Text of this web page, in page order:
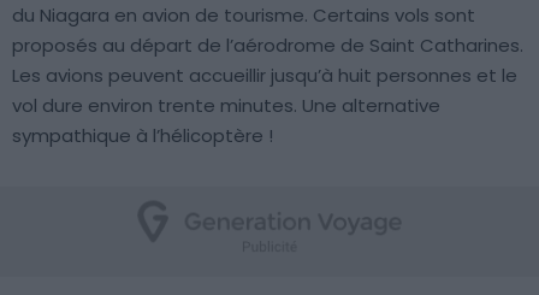
du Niagara en avion de tourisme. Certains vols sont
proposés au départ de l’aérodrome de Saint Catharines.
Les avions peuvent accueillir jusqu’à huit personnes et le
vol dure environ trente minutes. Une alternative
sympathique à l’hélicoptère !